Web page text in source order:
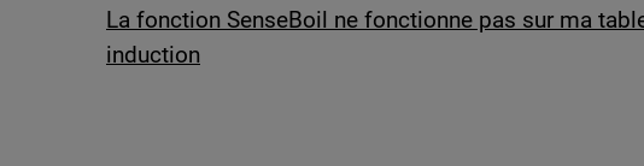
La fonction SenseBoil ne fonctionne pas sur ma
induction